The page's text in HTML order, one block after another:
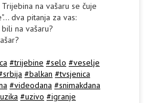
na vašaru se čuje
dva pitanja za vas:
na vašaru?
#trijebine #selo #veselje
#balkan #tvsjenica
#videodana #snimakdana
#uzivo #igranje